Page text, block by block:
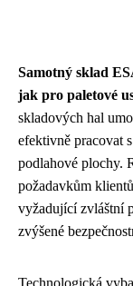
Samotný sklad
jak pro paletové
skladových hal
efektivně pracovat
podlahové plochy.
požadavkům
vyžadující zvláštní
zvýšené
Technologická